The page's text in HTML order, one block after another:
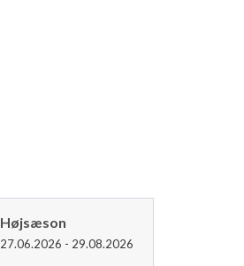
Højsæson
27.06.2026 - 29.08.2026